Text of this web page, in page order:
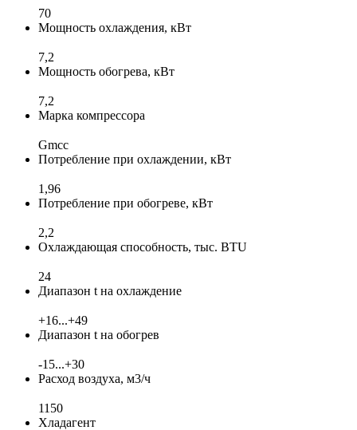
70
Мощность охлаждения, кВт
7,2
Мощность обогрева, кВт
7,2
Марка компрессора
Gmcc
Потребление при охлаждении, кВт
1,96
Потребление при обогреве, кВт
2,2
Охлаждающая способность, тыс. BTU
24
Диапазон t на охлаждение
+16...+49
Диапазон t на обогрев
-15...+30
Расход воздуха, м3/ч
1150
Хладагент